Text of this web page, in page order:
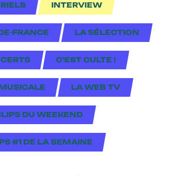
INTERVIEW
FRANCE LA SÉLECTION
C'EST CULTE !
LA WEB TV
DU WEEKEND
#1 DE LA SEMAINE